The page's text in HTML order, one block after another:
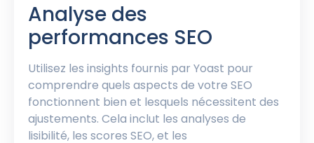
Analyse des
performances SEO
Utilisez les insights fournis par Yoast pour
comprendre quels aspects de votre SEO
fonctionnent bien et lesquels nécessitent des
ajustements. Cela inclut les analyses de
lisibilité, les scores SEO, et les